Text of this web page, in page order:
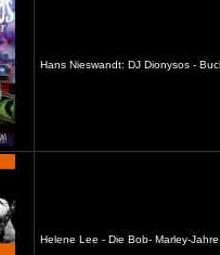
Hans Nieswandt: DJ Dionysos -
Helene Lee - Die Bob- Marley-